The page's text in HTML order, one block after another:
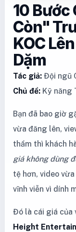
10
Còn"
KOC
Dặm
Tác giả: Đội ngũ
Chủ đề: Kỹ năng
Bạn đã bao giờ
vừa đăng lên,
thầm thì khách
giá không dùng
tệ hơn, video
vĩnh viễn vì dính
Đó là cái giá của
Height